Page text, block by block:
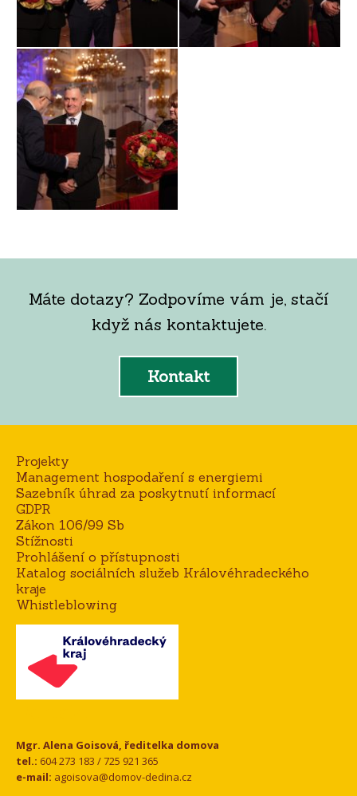
Máte dotazy? Zodpovíme vám je, stačí
když nás kontaktujete.
Kontakt
Projekty
Management hospodaření s energiemi
Sazebník úhrad za poskytnutí informací
GDPR
Zákon 106/99 Sb
Stížnosti
Prohlášení o přístupnosti
Katalog sociálních služeb Královéhradeckého
kraje
Whistleblowing
Mgr. Alena Goisová, ředitelka domova
tel.: 604 273 183 / 725 921 365
e-mail: agoisova@domov-dedina.cz